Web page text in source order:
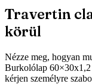
Travertin
körül
Nézze meg, hogyan
Burkolólap 60×30x1,2
kérjen személyre